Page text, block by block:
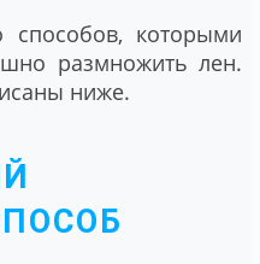
способов, которыми
размножить лен.
ниже.